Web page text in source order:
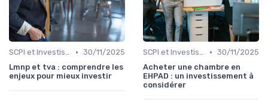
SCPI et Investissements Locatifs • 30/11/2025
Lmnp et tva : comprendre les
enjeux pour mieux investir
SCPI et Investissements Locatifs • 30/11/2025
Acheter une chambre en
EHPAD : un investissement à
considérer